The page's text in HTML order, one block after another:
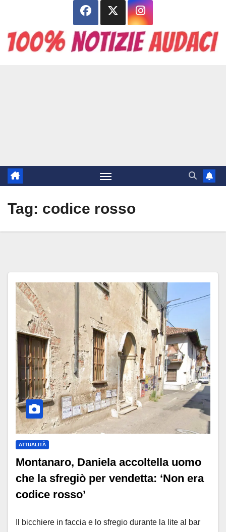
contenuto
Tag: codice rosso
ATTUALITÀ
Montanaro, Daniela accoltella uomo
che la sfregiò per vendetta: ‘Non era
codice rosso’
Il bicchiere in faccia e lo sfregio durante la lite al bar